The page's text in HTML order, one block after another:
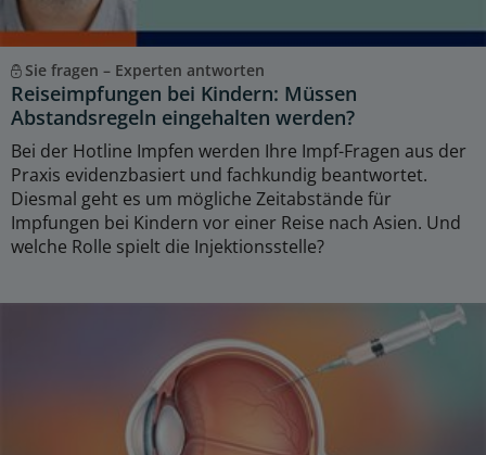
Sie fragen – Experten antworten
Reiseimpfungen bei Kindern: Müssen
Abstandsregeln eingehalten werden?
Bei der Hotline Impfen werden Ihre Impf-Fragen aus der
Praxis evidenzbasiert und fachkundig beantwortet.
Diesmal geht es um mögliche Zeitabstände für
Impfungen bei Kindern vor einer Reise nach Asien. Und
welche Rolle spielt die Injektionsstelle?